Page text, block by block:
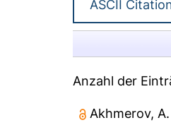
Anzahl der
Akhmerov, A.